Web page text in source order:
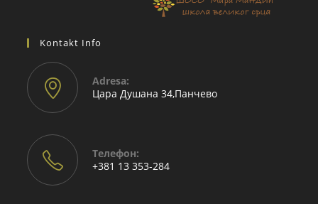
Kontakt Info
Adresа:
Цара Душана 34,Панчево
Телефон:
+381 13 353-284